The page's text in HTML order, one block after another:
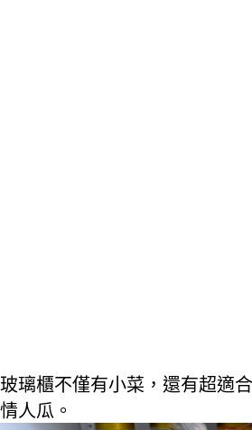
玻璃櫃不僅有小菜，還有超適
情人瓜。